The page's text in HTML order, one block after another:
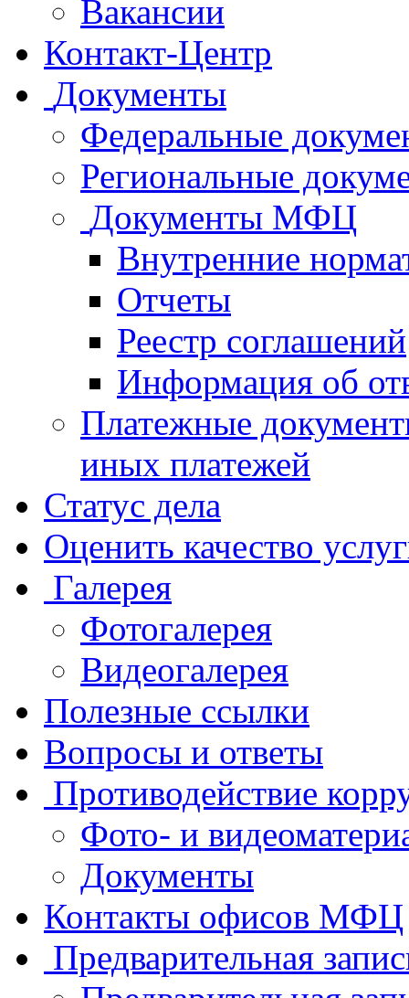
Вакансии
Контакт-Центр
Документы
Федеральные
Региональные
Документы МФЦ
Внутренние
Отчеты
Реестр соглашений
Информация об
Платежные
иных платежей
Статус дела
Оценить качество
Галерея
Фотогалерея
Видеогалерея
Полезные ссылки
Вопросы и ответы
Противодействие
Фото- и
Документы
Контакты офисов МФЦ
Предварительная